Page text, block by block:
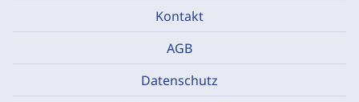
Kontakt
AGB
Datenschutz